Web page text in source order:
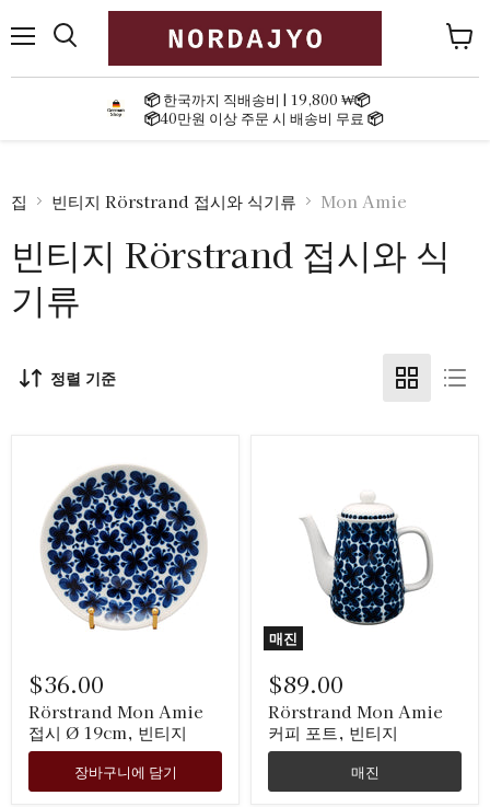
📦한국까지 직배송비 | 19,800 ₩📦
📦40만원 이상 주문 시 배송비 무료 📦
바
집 빈티지 Rörstrand 접시와 식기류 Mon Amie
빈티지 Rörstrand 접시와 식
기류
정렬 기준
$36.00
Rörstrand Mon Amie
접시 Ø 19cm, 빈티지
장바구니에 담기
매진
$89.00
Rörstrand Mon Amie
커피 포트, 빈티지
매진